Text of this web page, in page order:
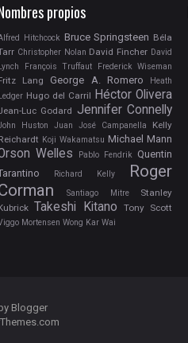
propios
Hitchcock Bruce Springsteen Béla
Christopher Nolan David Fincher David
François Truffaut Frederick Wiseman
Lang George A. Romero
Heath
Hugo del Carril Héctor Olivera
Luc Godard Jennifer Connelly
Huston Juan José Campanella
Kelly
Koji Wakamatsu Michael Mann
Welles Pablo Fendrik Quentin
Richard Kelly
Roger
Santiago Mitre
Stanley
Takeshi Kitano Tony Scott
Mortensen Wong Kar Wai
Blogger